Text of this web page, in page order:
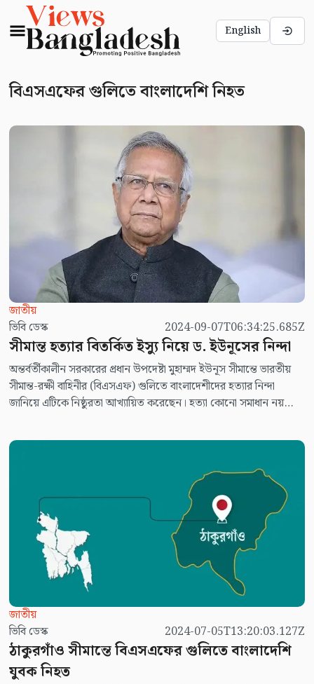
English
বিএসএফের গুলিতে বাংলাদেশি নিহত
জাতীয়
ভিবি ডেস্ক
2024-09-07T06:34:25.685Z
সীমান্ত হত্যার বিতর্কিত ইস্যু নিয়ে ড. ইউনূসের নিন্দা
অন্তর্বর্তীকালীন সরকারের প্রধান উপদেষ্টা মুহাম্মদ ইউনূস সীমান্তে ভারতীয়
সীমান্ত-রক্ষী বাহিনীর (বিএসএফ) গুলিতে বাংলাদেশীদের হত্যার নিন্দা
জানিয়ে এটিকে নিষ্ঠুরতা আখ্যায়িত করেছেন। হত্যা কোনো সমাধান নয়
জাতীয়
ভিবি ডেস্ক
2024-07-05T13:20:03.127Z
ঠাকুরগাঁও সীমান্তে বিএসএফের গুলিতে বাংলাদেশি
যুবক নিহত